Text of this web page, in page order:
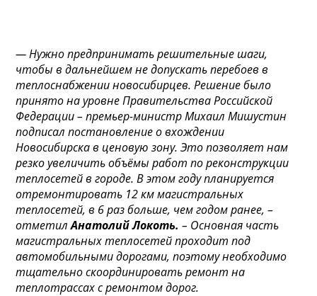
— Нужно предпринимать решительные шаги,
чтобы в дальнейшем не допускать перебоев в
теплоснабжении новосибирцев. Решение было
принято на уровне Правительства Российской
Федерации – премьер-министр Михаил Мишустин
подписал постановление о вхождении
Новосибирска в ценовую зону. Это позволяет нам
резко увеличить объёмы работ по реконструкции
теплосетей в городе. В этом году планируется
отремонтировать 12 км магистральных
теплосетей, в 6 раз больше, чем годом ранее, –
отметилАнатолий Локоть. – Основная часть
магистральных теплосетей проходит под
автомобильными дорогами, поэтому необходимо
тщательно скоординировать ремонт на
теплотрассах с ремонтом дорог.